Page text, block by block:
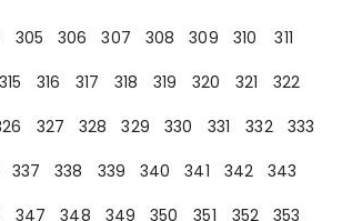
305 306 307 308 309 310
311
315 316 317 318 319 320 321
322
327 328 329 330 331 332
333
337 338 339 340 341 342
343
347 348 349 350 351 352
353